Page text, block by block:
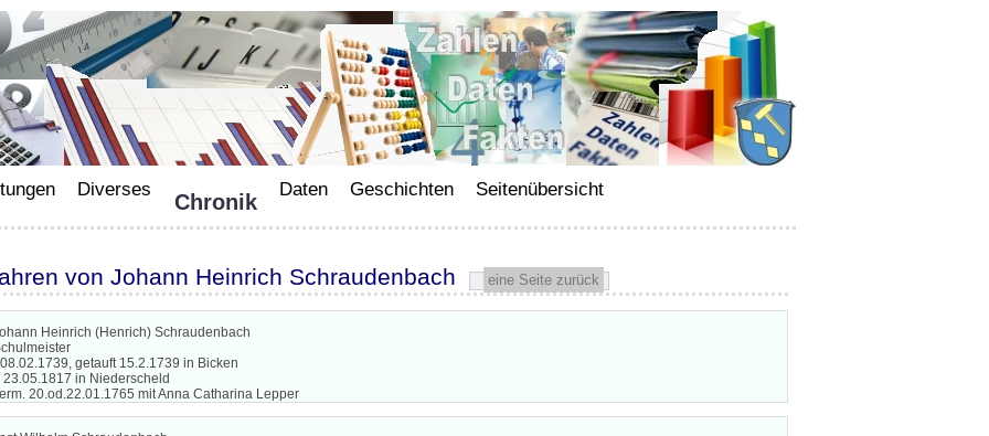
Diverses
Chronik
Daten Geschichten Seitenübersicht
von Johann Heinrich Schraudenbach
Heinrich (Henrich) Schraudenbach
08.02.1739, getauft 15.2.1739 in Bicken
23.05.1817 in Niederscheld
20.od.22.01.1765 mit Anna Catharina Lepper